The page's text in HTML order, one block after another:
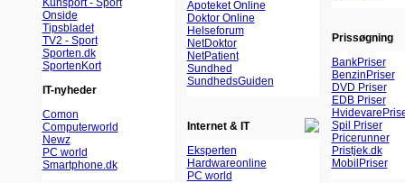
Kunsport - Sport
Onside
Tipsbladet
TV2 - Sport
Sporten.dk
SportenKort
IT-nyheder
Comon
Computerworld
Newz
PC world
Smartphone.dk
Apoteket Online
Doktor Online
Helseforum
NetDoktor
NetPatient
Sundhed
SundhedsGuiden
Internet & IT
Eksperten
Hardwareonline
PC world
Prissøgning
BankPriser
BenzinPriser
DVD Priser
EDB Priser
Spil Priser
Pricerunner
Pristjek.dk
MobilPriser